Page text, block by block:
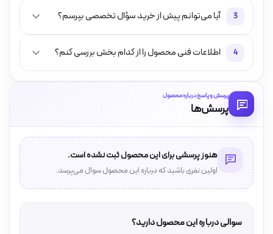
3 آیا می‌توانم پیش از خرید سؤال تخصصی بپرسم؟
4 اطلاعات فنی محصول را از کدام بخش بررسی کنم؟
پرسش و پاسخ درباره محصول
پرسش‌ها
هنوز پرسشی برای این محصول ثبت نشده است.
اولین نفری باشید که درباره این محصول سوال می‌پرسد.
سوالی درباره این محصول دارید؟